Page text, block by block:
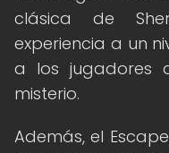
clásica de
experiencia a un
a los jugadores
misterio.
Además, el